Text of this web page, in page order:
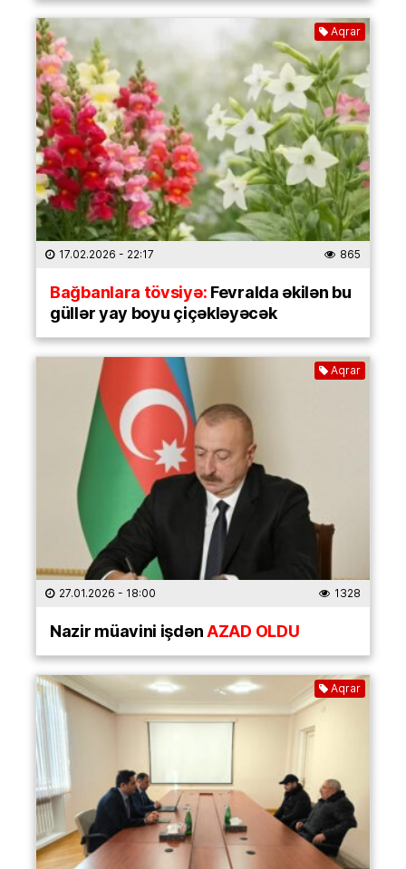
Aqrar
17.02.2026 - 22:17 865
Bağbanlara tövsiyə:Fevralda əkilən bu
güllər yay boyu çiçəkləyəcək
Aqrar
27.01.2026 - 18:00 1328
Nazir müavini işdənAZAD OLDU
Aqrar